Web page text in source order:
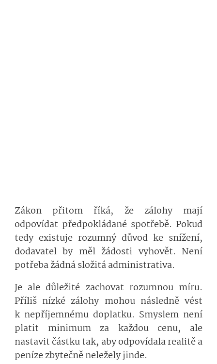
Zákon přitom říká, že zálohy mají
odpovídat předpokládané spotřebě. Pokud
tedy existuje rozumný důvod ke snížení,
dodavatel by měl žádosti vyhovět. Není
potřeba žádná složitá administrativa.
Je ale důležité zachovat rozumnou míru.
Příliš nízké zálohy mohou následně vést
k nepříjemnému doplatku. Smyslem není
platit minimum za každou cenu, ale
nastavit částku tak, aby odpovídala realitě a
peníze zbytečně neležely jinde.